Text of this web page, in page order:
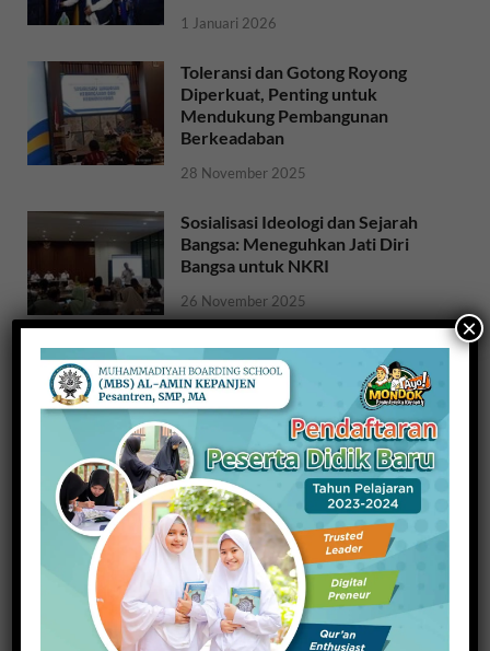
1 Januari 2026
Toleransi dan Gotong Royong
Diperkuat, Penting untuk
Mendukung Pembangunan
Berkeadaban
28 November 2025
Sosialisasi Ideologi dan Sejarah
Bangsa: Meneguhkan Jati Diri
Bangsa untuk NKRI
26 November 2025
Raih Indeks Harmoni Indonesia
dari Mendagri, Kesbangpol
Wujudkan Kampung Harmoni
20 November 2025
×